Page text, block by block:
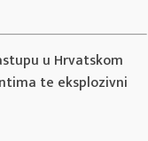
u Hrvatskom
te eksplozivni